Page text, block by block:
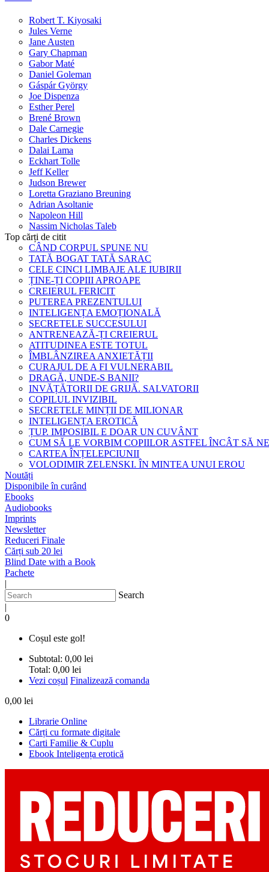
Robert T. Kiyosaki
Jules Verne
Jane Austen
Gary Chapman
Gabor Maté
Daniel Goleman
Gáspár György
Joe Dispenza
Esther Perel
Brené Brown
Dale Carnegie
Charles Dickens
Dalai Lama
Eckhart Tolle
Jeff Keller
Judson Brewer
Loretta Graziano Breuning
Adrian Asoltanie
Napoleon Hill
Nassim Nicholas Taleb
Top cărți de citit
CÂND CORPUL SPUNE NU
TATĂ BOGAT TATĂ SARAC
CELE CINCI LIMBAJE ALE IUBIRII
ȚINE-ȚI COPIII APROAPE
CREIERUL FERICIT
PUTEREA PREZENTULUI
INTELIGENȚA EMOȚIONALĂ
SECRETELE SUCCESULUI
ANTRENEAZĂ-ȚI CREIERUL
ATITUDINEA ESTE TOTUL
ÎMBLÂNZIREA ANXIETĂȚII
CURAJUL DE A FI VULNERABIL
DRAGĂ, UNDE-S BANII?
INVĂȚĂTORII DE GRIJĂ. SALVATORII
COPILUL INVIZIBIL
SECRETELE MINȚII DE MILIONAR
INTELIGENȚA EROTICĂ
ȚUP. IMPOSIBIL E DOAR UN CUVÂNT
CUM SĂ LE VORBIM COPIILOR ASTFEL ÎNCÂT SĂ
CARTEA ÎNȚELEPCIUNII
VOLODIMIR ZELENSKI. ÎN MINTEA UNUI EROU
Noutăți
Disponibile în curând
Ebooks
Audiobooks
Imprints
Newsletter
Reduceri Finale
Cărți sub 20 lei
Blind Date with a Book
Pachete
|
Search
|
0
Coșul este gol!
Subtotal: 0,00 lei
Total: 0,00 lei
Vezi coșul Finalizează comanda
0,00 lei
Librarie Online
Cărți cu formate digitale
Carti Familie & Cuplu
Ebook Inteligența erotică